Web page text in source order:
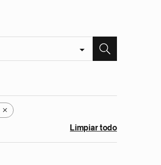
X
Limpiar todo